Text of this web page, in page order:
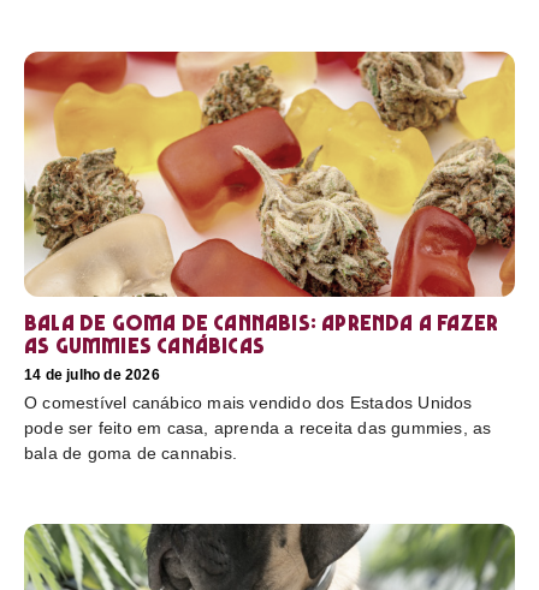
Bala de goma de cannabis: aprenda a fazer
as gummies canábicas
14 de julho de 2026
O comestível canábico mais vendido dos Estados Unidos
pode ser feito em casa, aprenda a receita das gummies, as
bala de goma de cannabis.